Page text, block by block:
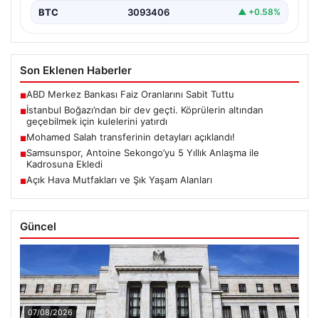
BTC 3093406 ▲ +0.58%
Son Eklenen Haberler
■ABD Merkez Bankası Faiz Oranlarını Sabit Tuttu
■İstanbul Boğazı’ndan bir dev geçti. Köprülerin altından
geçebilmek için kulelerini yatırdı
■Mohamed Salah transferinin detayları açıklandı!
■Samsunspor, Antoine Sekongo’yu 5 Yıllık Anlaşma ile
Kadrosuna Ekledi
■Açık Hava Mutfakları ve Şık Yaşam Alanları
Güncel
07/08/2026